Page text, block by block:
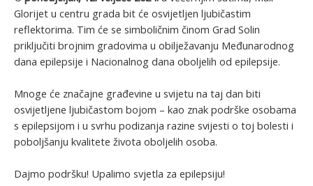
Glorijet u centru grada bit će osvijetljen ljubičastim
reflektorima. Tim će se simboličnim činom Grad Solin
priključiti brojnim gradovima u obilježavanju Međunarodnog
dana epilepsije i Nacionalnog dana oboljelih od epilepsije.
Mnoge će značajne građevine u svijetu na taj dan biti
osvijetljene ljubičastom bojom – kao znak podrške osobama
s epilepsijom i u svrhu podizanja razine svijesti o toj bolesti i
poboljšanju kvalitete života oboljelih osoba.
Dajmo podršku! Upalimo svjetla za epilepsiju!